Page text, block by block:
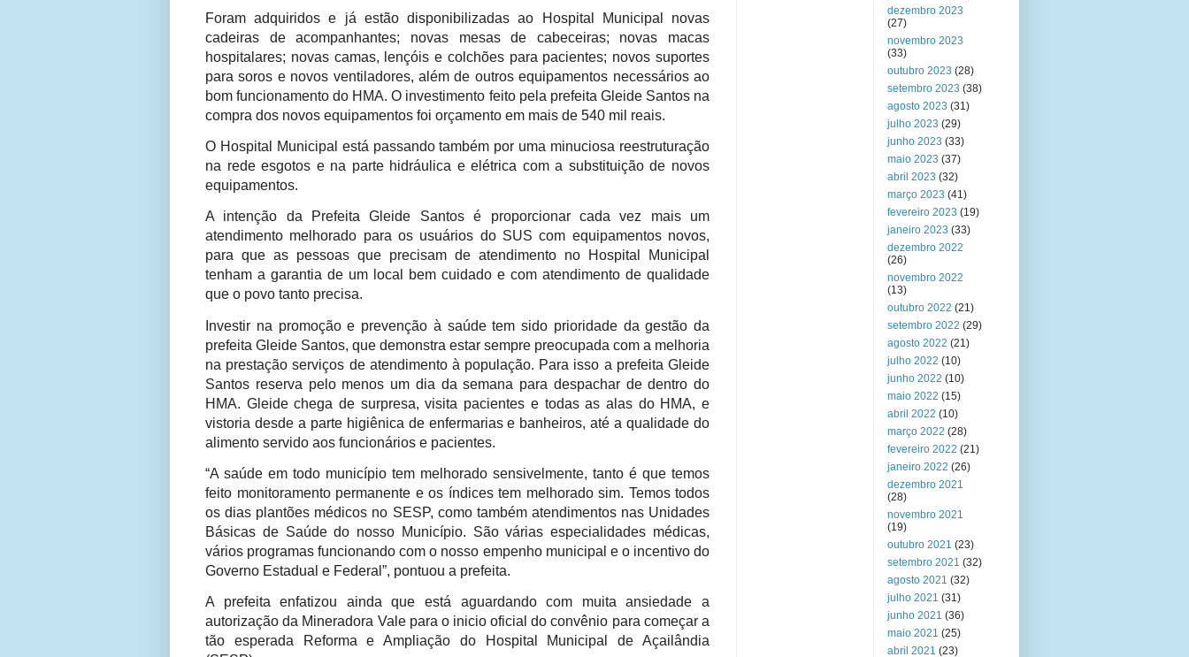
Foram adquiridos e já estão disponibilizadas ao Hospital Municipal novas
cadeiras de acompanhantes; novas mesas de cabeceiras; novas macas
hospitalares; novas camas, lençóis e colchões para pacientes; novos suportes
para soros e novos ventiladores, além de outros equipamentos necessários ao
bom funcionamento do HMA. O investimento feito pela prefeita Gleide Santos na
compra dos novos equipamentos foi orçamento em mais de 540 mil reais.
O Hospital Municipal está passando também por uma minuciosa reestruturação
na rede esgotos e na parte hidráulica e elétrica com a substituição de novos
equipamentos.
A intenção da Prefeita Gleide Santos é proporcionar cada vez mais um
atendimento melhorado para os usuários do SUS com equipamentos novos,
para que as pessoas que precisam de atendimento no Hospital Municipal
tenham a garantia de um local bem cuidado e com atendimento de qualidade
que o povo tanto precisa.
Investir na promoção e prevenção à saúde tem sido prioridade da gestão da
prefeita Gleide Santos, que demonstra estar sempre preocupada com a melhoria
na prestação serviços de atendimento à população. Para isso a prefeita Gleide
Santos reserva pelo menos um dia da semana para despachar de dentro do
HMA. Gleide chega de surpresa, visita pacientes e todas as alas do HMA, e
vistoria desde a parte higiênica de enfermarias e banheiros, até a qualidade do
alimento servido aos funcionários e pacientes.
“A saúde em todo município tem melhorado sensivelmente, tanto é que temos
feito monitoramento permanente e os índices tem melhorado sim. Temos todos
os dias plantões médicos no SESP, como também atendimentos nas Unidades
Básicas de Saúde do nosso Município. São várias especialidades médicas,
vários programas funcionando com o nosso empenho municipal e o incentivo do
Governo Estadual e Federal”, pontuou a prefeita.
A prefeita enfatizou ainda que está aguardando com muita ansiedade a
autorização da Mineradora Vale para o inicio oficial do convênio para começar a
tão esperada Reforma e Ampliação do Hospital Municipal de Açailândia
dezembro 2023
(27)
novembro 2023
(33)
outubro 2023 (28)
setembro 2023 (38)
agosto 2023 (31)
julho 2023 (29)
junho 2023 (33)
maio 2023 (37)
abril 2023 (32)
março 2023 (41)
fevereiro 2023 (19)
janeiro 2023 (33)
dezembro 2022
(26)
novembro 2022
(13)
outubro 2022 (21)
setembro 2022 (29)
agosto 2022 (21)
julho 2022 (10)
junho 2022 (10)
maio 2022 (15)
abril 2022 (10)
março 2022 (28)
fevereiro 2022 (21)
janeiro 2022 (26)
dezembro 2021
(28)
novembro 2021
(19)
outubro 2021 (23)
setembro 2021 (32)
agosto 2021 (32)
julho 2021 (31)
junho 2021 (36)
maio 2021 (25)
abril 2021 (23)